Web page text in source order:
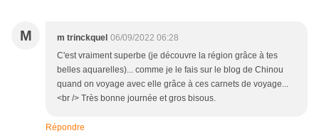
M m trinckquel 06/09/2022 06:28
C'est vraiment superbe (je découvre la région grâce à tes
belles aquarelles)... comme je le fais sur le blog de Chinou
quand on voyage avec elle grâce à ces carnets de voyage...
<br /> Très bonne journée et gros bisous.
Répondre